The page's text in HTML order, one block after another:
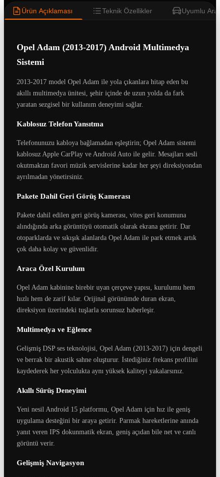
Ürün Açıklaması Teknik Özellikler Uyumlu
Opel Adam (2013-2017) Android Multimedya
Sistemi
2013-2017 model Opel Adam ile yola çıkanlara hitap eden bu
akıllı multimedya ünitesi, şehir içinde de uzun yolda da fark
yaratan sezgisel bir kullanım deneyimi sağlar.
Kablosuz Telefon Yansıtma
Telefonunuzu kabloya bağlamadan eşleştirin; Opel Adam sistemi
kablosuz Apple CarPlay ve Android Auto ile gelir. Mesajları sesli
okutmaktan favori müzik servislerine kadar her şeyi direksiyondan
ayrılmadan yönetirsiniz.
Pakete Dahil Geri Görüş Kamerası
Pakete dahil edilen geri görüş kamerası, vites geri konumuna
alındığında arka görüntüyü otomatik olarak ekrana getirir. Dar
otoparklarda ve sıkışık alanlarda Opel Adam ile park etmek artık
çok daha kolay ve güvenlidir.
Araca Özel Kurulum
Opel Adam kabinine birebir uyan çerçeve yapısı, kurulumu hem
hızlı hem de zarif kılar. Orijinal görünümde duran ekran,
direksiyon üzerindeki tuşlarla sorunsuz haberleşir.
Multimedya ve Eğlence
Gelişmiş DSP ses teknolojisi, Opel Adam (2013-2017) için dengeli
ve berrak bir akustik sahne oluşturur. İstediğiniz frekans profilini
kaydederek her yolculukta aynı yüksek kaliteyi yakalarsınız.
Akıllı Sürüş Deneyimi
Yeni nesil Android 15 platformu, Opel Adam için hız ile geniş
uygulama desteğini bir araya getirir. Parmak hareketlerine anında
yanıt veren IPS dokunmatik ekran, geniş açıdan bile net ve canlı
görüntü verir.
Gelişmiş Navigasyon